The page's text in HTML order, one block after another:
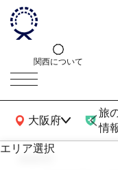
関西について
大阪府
関西広域MAP
旅
情
エリア選択
エ
search